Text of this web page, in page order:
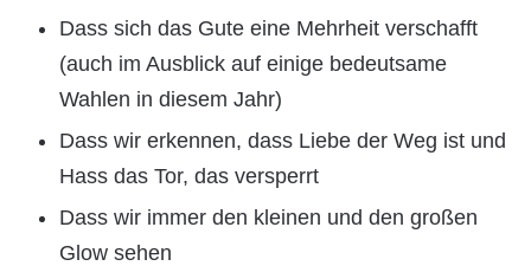
Dass sich das Gute eine Mehrheit verschafft
(auch im Ausblick auf einige bedeutsame
Wahlen in diesem Jahr)
Dass wir erkennen, dass Liebe der Weg ist und
Hass das Tor, das versperrt
Dass wir immer den kleinen und den großen
Glow sehen